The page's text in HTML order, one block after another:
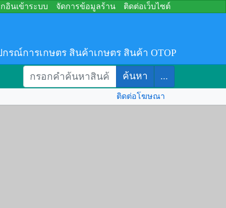
อินเข้าระบบ จัดการข้อมูลร้าน ติดต่อเว็บไซต์
ณ์การเกษตร สินค้าเกษตร สินค้า OTOP
ค้นหา ...
ติดต่อโฆษณา